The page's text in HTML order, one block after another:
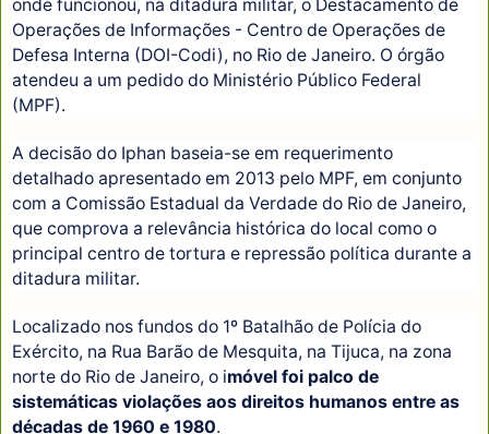
onde funcionou, na ditadura militar, o Destacamento de
Operações de Informações - Centro de Operações de
Defesa Interna (DOI-Codi), no Rio de Janeiro. O órgão
atendeu a um pedido do Ministério Público Federal
(MPF).
A decisão do Iphan baseia-se em requerimento
detalhado apresentado em 2013 pelo MPF, em conjunto
com a Comissão Estadual da Verdade do Rio de Janeiro,
que comprova a relevância histórica do local como o
principal centro de tortura e repressão política durante a
ditadura militar.
Localizado nos fundos do 1º Batalhão de Polícia do
Exército, na Rua Barão de Mesquita, na Tijuca, na zona
norte do Rio de Janeiro, o imóvel foi palco de
sistemáticas violações aos direitos humanos entre as
décadas de 1960 e 1980.